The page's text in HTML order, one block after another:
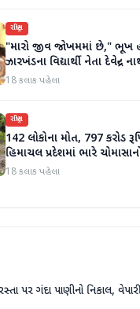
રાષ્ટ્રીય
"મારો જીવ જોખમમાં છે," ભૂખ
ઝારખંડના વિદ્યાર્થી નેતા દેવેન્દ્ર
તબિયત ખરાબ
18 કલાક પહેલા
રાષ્ટ્રીય
142 લોકોના મોત, 797 કરોડ
હિમાચલ પ્રદેશમાં ભારે
18 કલાક પહેલા
રસ્તા પર ગંદા પાણીનો નિકાલ,